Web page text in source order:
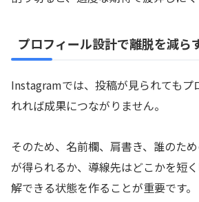
プロフィール設計で離脱を減ら
Instagramでは、投稿が見られてもプ
れれば成果につながりません。
そのため、名前欄、肩書き、誰のた
が得られるか、導線先はどこかを短
解できる状態を作ることが重要です。